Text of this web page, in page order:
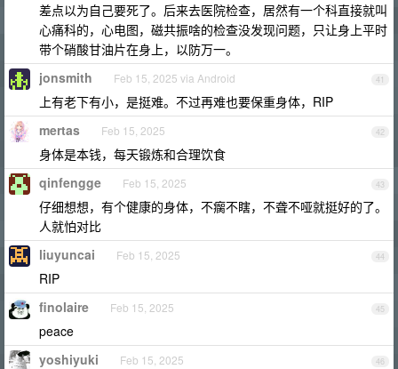
差点以为自己要死了。后来去医院检查，居然有一个科直接就叫
心痛科的，心电图，磁共振啥的检查没发现问题，只让身上平时
带个硝酸甘油片在身上，以防万一。
41
jonsmith Feb 15, 2025 via Android
上有老下有小，是挺难。不过再难也要保重身体，RIP
42
mertas Feb 15, 2025
身体是本钱，每天锻炼和合理饮食
43
qinfengge Feb 15, 2025
仔细想想，有个健康的身体，不瘸不瞎，不聋不哑就挺好的了。
人就怕对比
44
liuyuncai Feb 15, 2025
RIP
45
finolaire Feb 15, 2025
peace
46
yoshiyuki Feb 15, 2025